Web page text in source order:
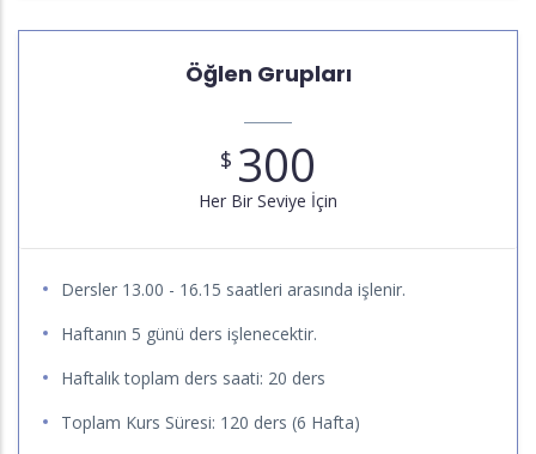
Öğlen Grupları
$ 300
Her Bir Seviye İçin
Dersler 13.00 - 16.15 saatleri arasında işlenir.
Haftanın 5 günü ders işlenecektir.
Haftalık toplam ders saati: 20 ders
Toplam Kurs Süresi: 120 ders (6 Hafta)